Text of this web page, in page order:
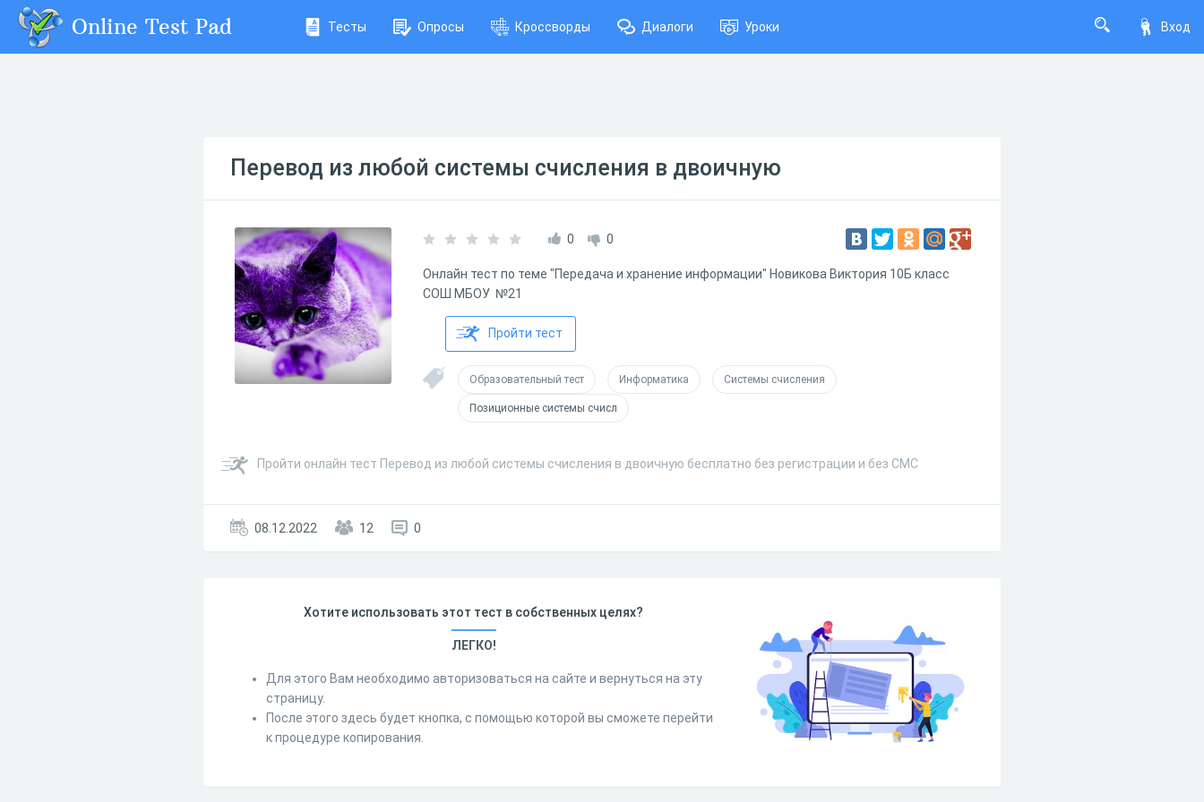
Вход
Online Test Pad Тесты Опросы Кроссворды Диалоги Уроки
Перевод из любой системы счисления в двоичную
0 0
Онлайн тест по теме "Передача и хранение информации" Новикова Виктория 10Б класс
СОШ МБОУ №21
Пройти тест
Образовательный тест Информатика Системы счисления
Позиционные системы счисл
Пройти онлайн тест Перевод из любой системы счисления в двоичную бесплатно без регистрации и без СМС
08.12.2022 12 0
Хотите использовать этот тест в собственных целях?
ЛЕГКО!
Для этого Вам необходимо авторизоваться на сайте и вернуться на эту
страницу.
После этого здесь будет кнопка, с помощью которой вы сможете перейти
к процедуре копирования.